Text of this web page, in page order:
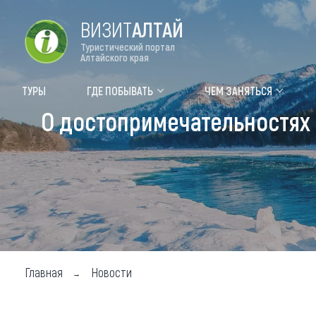
Форум VISIT ALTAI
Туры Где
Топ
ВИЗИТАЛТАЙ
Туристический портал
Алтайского края
ТУРЫ ГДЕ ПОБЫВАТЬ ЧЕМ ЗАНЯТЬСЯ
О
Главная Новости